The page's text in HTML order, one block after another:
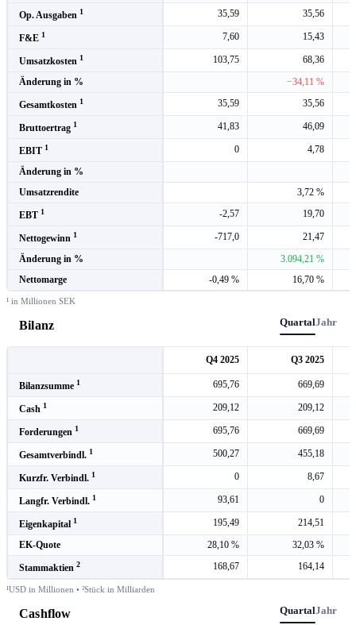
Op. Ausgaben 1 35,59 35,56
F&E 1 7,60 15,43
Umsatzkosten 1 103,75
68,36
Änderung in %
−34,11 %
Gesamtkosten 1 35,59 35,56
Bruttoertrag 1 41,83 46,09
EBIT 1 0
4,78
Änderung in %
Umsatzrendite
3,72 %
EBT 1 -2,57 19,70
Nettogewinn 1 -717,0
21,47
Änderung in %
3.094,21 %
Nettomarge
-0,49 % 16,70 %
¹ in Millionen SEK
Bilanz QuartalJahr
Q4 2025 Q3 2025
Bilanzsumme 1 695,76 669,69
Cash 1 209,12 209,12
Forderungen 1 695,76 669,69
Gesamtverbindl. 1 500,27 455,18
Kurzfr. Verbindl. 1 0 8,67
Langfr. Verbindl. 1 93,61 0
Eigenkapital 1 195,49
214,51
EK-Quote
28,10 % 32,03 %
Stammaktien 2 168,67 164,14
¹USD in Millionen • ²Stück in Milliarden
Cashflow QuartalJahr